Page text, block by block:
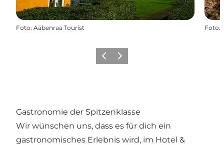
Foto: Aabenraa Tourist Foto:
ZurückWeiter
Gastronomie der Spitzenklasse
Wir wünschen uns, dass es für dich ein
gastronomisches Erlebnis wird, im Hotel &